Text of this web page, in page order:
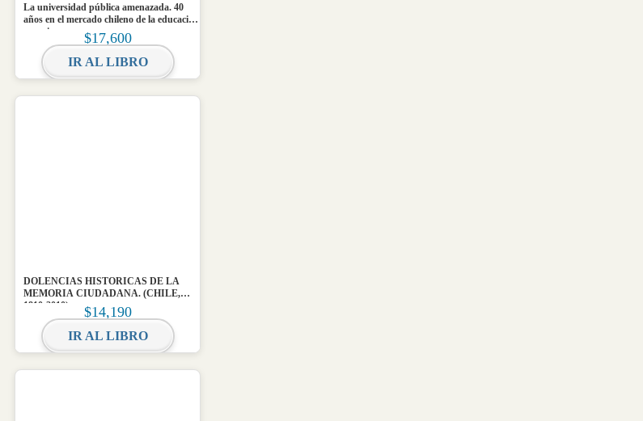
La universidad pública amenazada. 40
años en el mercado chileno de la educación
superior
$17,600
IR AL LIBRO
DOLENCIAS HISTORICAS DE LA
MEMORIA CIUDADANA. (CHILE,
1810-2010)
$14,190
IR AL LIBRO